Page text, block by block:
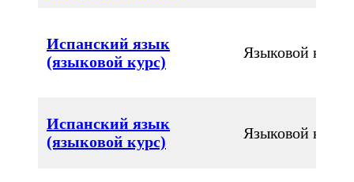
Испанский язык
(языковой курс)
Языковой курс
Испанский язык
(языковой курс)
Языковой курс